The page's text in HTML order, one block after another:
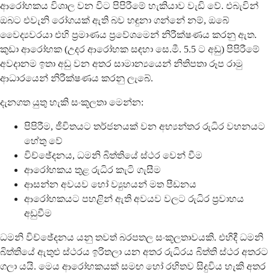
ආරෝහකය විශාල වන විට පිපිරීමේ හැකියාව වැඩි වේ. එබැවින්
ඔබට එවැනි රෝගයක් ඇති බව හඳුනා ගන්නේ නම්, ඔබේ
වෛද්‍යවරයා එහි ප්‍රමාණය ප්‍රවේශමෙන් නිරීක්ෂණය කරනු ඇත.
කුඩා ආරෝහක (උදර ආරෝහක සඳහා සෙ.මී. 5.5 ට අඩු) පිපිරීමේ
අවදානම ඉතා අඩු වන අතර සාමාන්‍යයෙන් නිතිපතා රූප රාමු
ආධාරයෙන් නිරීක්ෂණය කරනු ලැබේ.
දැනගත යුතු හැකි සංකූලතා මෙන්න:
පිපිරීම, ජීවිතයට තර්ජනයක් වන අභ්‍යන්තර රුධිර වහනයට
හේතු වේ
විච්ඡේදනය, ධමනි බිත්තියේ ස්ථර වෙන් වීම
ආරෝහකය තුළ රුධිර කැටි ගැසීම
ආසන්න අවයව හෝ ව්‍යුහයන් මත පීඩනය
ආරෝහකයට පහළින් ඇති අවයව වලට රුධිර ප්‍රවාහය
අඩුවීම
ධමනි විච්ඡේදනය යනු තවත් බරපතල සංකූලතාවයකි. එහිදී ධමනි
බිත්තියේ ඇතුළු ස්ථරය ඉරිතලා යන අතර රුධිරය බිත්ති ස්ථර අතරට
ගලා යයි. මෙය ආරෝහකයක් සමඟ හෝ රහිතව සිදුවිය හැකි අතර